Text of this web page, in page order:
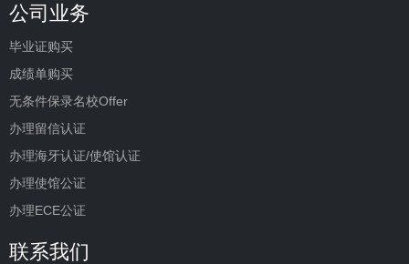
公司业务
毕业证购买
成绩单购买
无条件保录名校Offer
办理留信认证
办理海牙认证/使馆认证
办理使馆公证
办理ECE公证
联系我们